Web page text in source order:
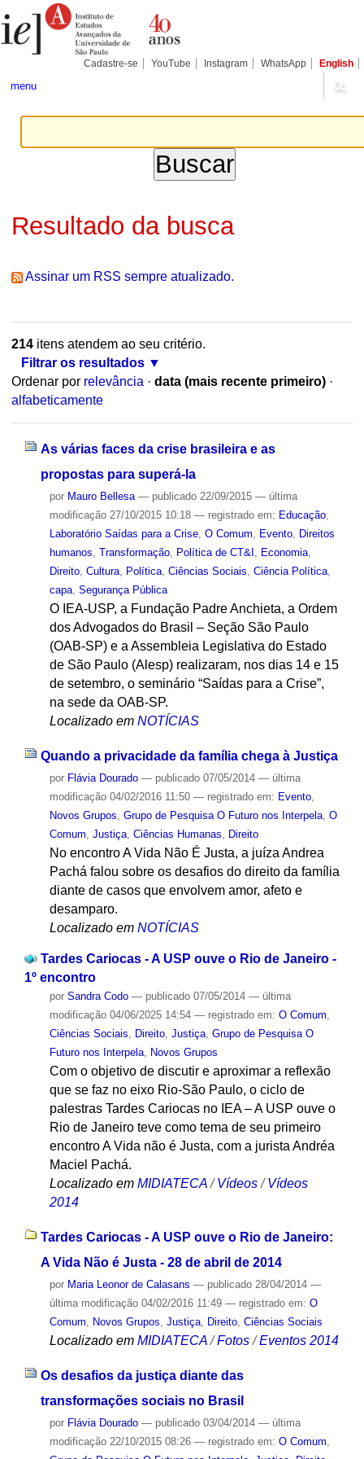
para
conteúdo.
Pessoais
Cadastre-se YouTube Instagram WhatsApp English
menu
Resultado da busca
Assinar um RSS sempre atualizado.
214itens atendem ao seu critério.
Filtrar os resultados
Ordenar por relevância · data (mais recente primeiro) ·
alfabeticamente
As várias faces da crise brasileira e as
propostas para superá-la
por Mauro Bellesa — publicado22/09/2015 — última
modificação27/10/2015 10:18 — registrado em: Educação,
Laboratório Saídas para a Crise, O Comum Evento,
Direitos
humanos Transformação, Política de CT&I Economia,
Direito, Cultura, Política, Ciências Sociais Ciência Política,
capa, Segurança Pública
O IEA-USP, a Fundação Padre Anchieta, a Ordem
dos Advogados do Brasil – Seção São Paulo
(OAB-SP) e a Assembleia Legislativa do Estado
de São Paulo (Alesp) realizaram, nos dias 14 e 15
de setembro, o seminário “Saídas para a Crise”,
na sede da OAB-SP.
Localizado em NOTÍCIAS
Quando a privacidade da família chega à Justiça
por Flávia Dourado — publicado07/05/2014 — última
modificação04/02/2016 11:50 — registrado em: Evento,
Novos Grupos Grupo de Pesquisa O Futuro nos Interpela, O
Comum Justiça, Ciências Humanas Direito
No encontro A Vida Não É Justa, a juíza Andrea
Pachá falou sobre os desafios do direito da família
diante de casos que envolvem amor, afeto e
desamparo.
Localizado em NOTÍCIAS
Tardes Cariocas - A USP ouve o Rio de Janeiro -
1º encontro
por Sandra Codo — publicado07/05/2014 — última
modificação04/06/2025 14:54 — registrado em: O Comum,
Ciências Sociais, Direito, Justiça, Grupo de Pesquisa O
Futuro nos Interpela, Novos Grupos
Com o objetivo de discutir e aproximar a reflexão
que se faz no eixo Rio-São Paulo, o ciclo de
palestras Tardes Cariocas no IEA – A USP ouve o
Rio de Janeiro teve como tema de seu primeiro
encontro A Vida não é Justa, com a jurista Andréa
Maciel Pachá.
Localizado em MIDIATECA /Vídeos /Vídeos
2014
Tardes Cariocas - A USP ouve o Rio de Janeiro:
A Vida Não é Justa - 28 de abril de 2014
por Maria Leonor de Calasans — publicado28/04/2014 —
última modificação04/02/2016 11:49 — registrado em: O
Comum, Novos Grupos, Justiça, Direito, Ciências Sociais
Localizado em MIDIATECA /Fotos /Eventos 2014
Os desafios da justiça diante das
transformações sociais no Brasil
por Flávia Dourado — publicado03/04/2014 — última
modificação22/10/2015 08:26 — registrado em: O Comum